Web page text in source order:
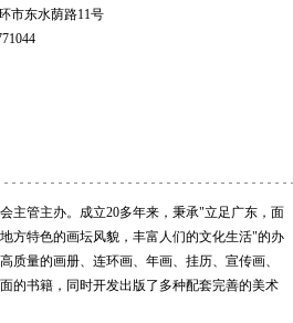
市东水荫路11号
管主办。成立20多年来，秉承"立足广东，面
方特色的画坛风貌，丰富人们的文化生活"的办
质量的画册、连环画、年画、挂历、宣传画、
的书籍，同时开发出版了多种配套完善的美术